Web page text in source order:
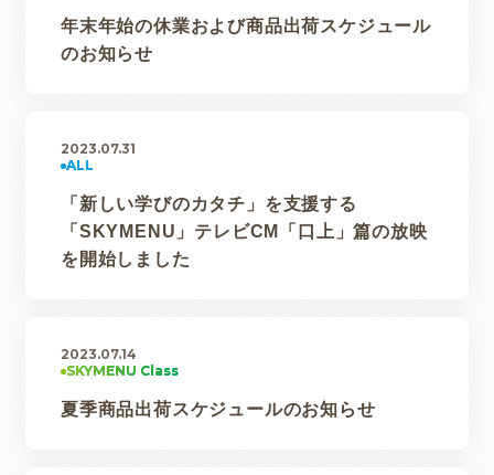
年末年始の休業および商品出荷スケジュール
のお知らせ
2023.07.31
「新しい学びのカタチ」を支援する
「SKYMENU」テレビCM「口上」篇の放映
を開始しました
2023.07.14
夏季商品出荷スケジュールのお知らせ